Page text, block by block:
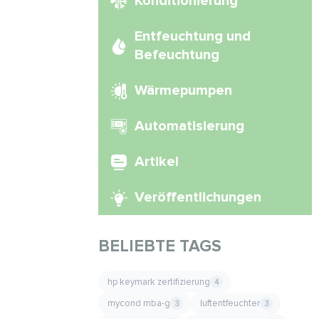
Entfeuchtung und
Befeuchtung
Wärmepumpen
Automatisierung
Artikel
Veröffentlichungen
BELIEBTE TAGS
hp keymark zertifizierung 4
mycond mba-g 3 luftentfeuchter 3